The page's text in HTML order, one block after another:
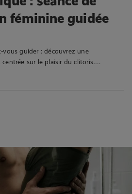
féminine guidée
vous guider : découvrez une
sur le plaisir du clitoris….